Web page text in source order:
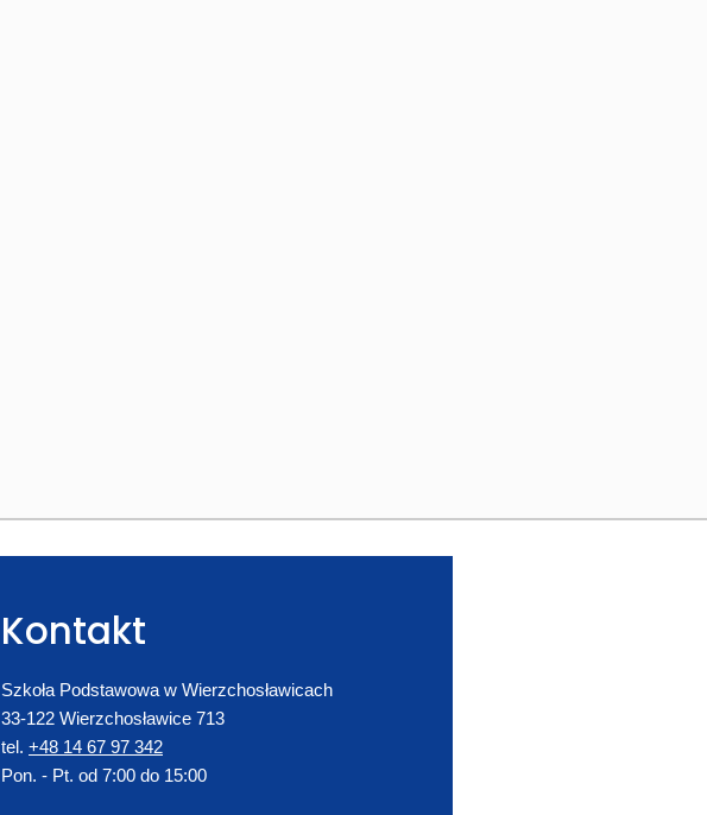
Kontakt
Szkoła Podstawowa w Wierzchosławicach
33-122 Wierzchosławice 713
tel. +48 14 67 97 342
Pon. - Pt. od 7:00 do 15:00